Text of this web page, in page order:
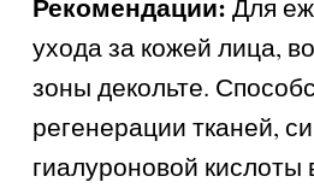
Рекомендации: Для
ухода за кожей лица,
зоны декольте.
регенерации тканей,
гиалуроновой кислоты